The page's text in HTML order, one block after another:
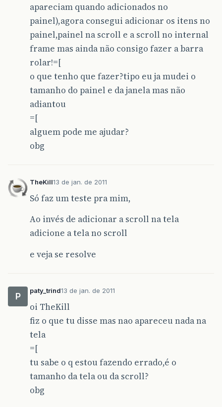
apareciam quando adicionados no
painel),agora consegui adicionar os itens no
painel,painel na scroll e a scroll no internal
frame mas ainda não consigo fazer a barra
rolar!=[
o que tenho que fazer?tipo eu ja mudei o
tamanho do painel e da janela mas não
adiantou
=[
alguem pode me ajudar?
obg
TheKill13 de jan. de 2011
Só faz um teste pra mim,
Ao invés de adicionar a scroll na tela
adicione a tela no scroll
e veja se resolve
P
paty_trind13 de jan. de 2011
oi TheKill
fiz o que tu disse mas nao apareceu nada na
tela
=[
tu sabe o q estou fazendo errado,é o
tamanho da tela ou da scroll?
obg